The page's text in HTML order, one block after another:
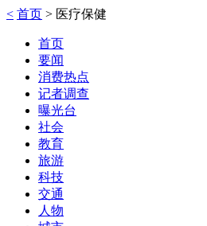
< 首页 > 医疗保健
首页
要闻
消费热点
记者调查
曝光台
社会
教育
旅游
科技
交通
人物